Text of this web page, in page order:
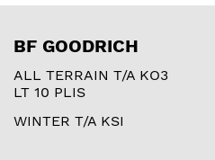
BF GOODRICH
ALL TERRAIN T/A KO3
LT 10 PLIS
WINTER T/A KSI